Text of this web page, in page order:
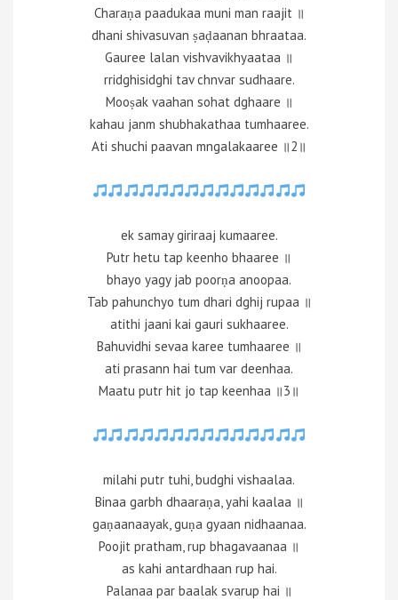
Charaṇa paadukaa muni man raajit ॥
dhani shivasuvan ṣaḍaanan bhraataa.
Gauree lalan vishvavikhyaataa ॥
rridghisidghi tav chnvar sudhaare.
Mooṣak vaahan sohat dghaare ॥
kahau janm shubhakathaa tumhaaree.
Ati shuchi paavan mngalakaaree ॥2॥
ek samay giriraaj kumaaree.
Putr hetu tap keenho bhaaree ॥
bhayo yagy jab poorṇa anoopaa.
Tab pahunchyo tum dhari dghij rupaa ॥
atithi jaani kai gauri sukhaaree.
Bahuvidhi sevaa karee tumhaaree ॥
ati prasann hai tum var deenhaa.
Maatu putr hit jo tap keenhaa ॥3॥
milahi putr tuhi, budghi vishaalaa.
Binaa garbh dhaaraṇa, yahi kaalaa ॥
gaṇaanaayak, guṇa gyaan nidhaanaa.
Poojit pratham, rup bhagavaanaa ॥
as kahi antardhaan rup hai.
Palanaa par baalak svarup hai ॥